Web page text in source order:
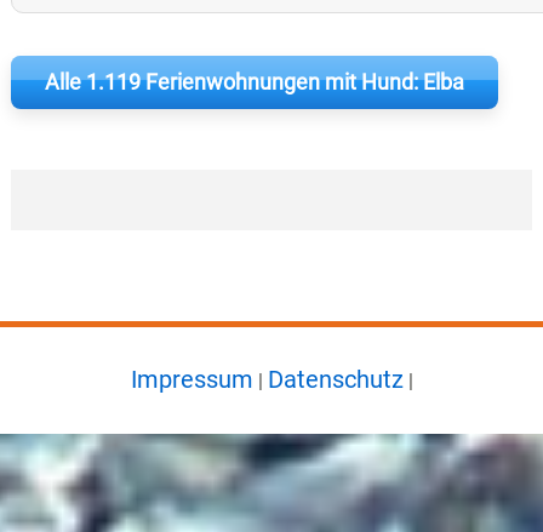
Alle 1.119 Ferienwohnungen mit Hund: Elba
Impressum | Datenschutz|